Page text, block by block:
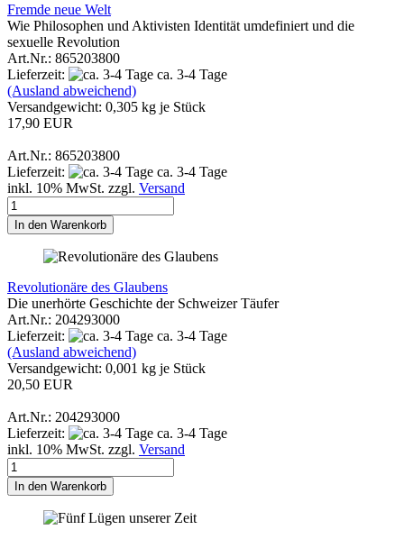
Fremde neue Welt
Wie Philosophen und Aktivisten Identität umdefiniert und die
sexuelle Revolution
Art.Nr.: 865203800
Lieferzeit:
ca. 3-4 Tage
(Ausland abweichend)
Versandgewicht: 0,305 kg je Stück
17,90 EUR
Art.Nr.: 865203800
Lieferzeit:
ca. 3-4 Tage
inkl. 10% MwSt. zzgl. Versand
In den Warenkorb
Revolutionäre des Glaubens
Die unerhörte Geschichte der Schweizer Täufer
Art.Nr.: 204293000
Lieferzeit:
ca. 3-4 Tage
(Ausland abweichend)
Versandgewicht: 0,001 kg je Stück
20,50 EUR
Art.Nr.: 204293000
Lieferzeit:
ca. 3-4 Tage
inkl. 10% MwSt. zzgl. Versand
In den Warenkorb